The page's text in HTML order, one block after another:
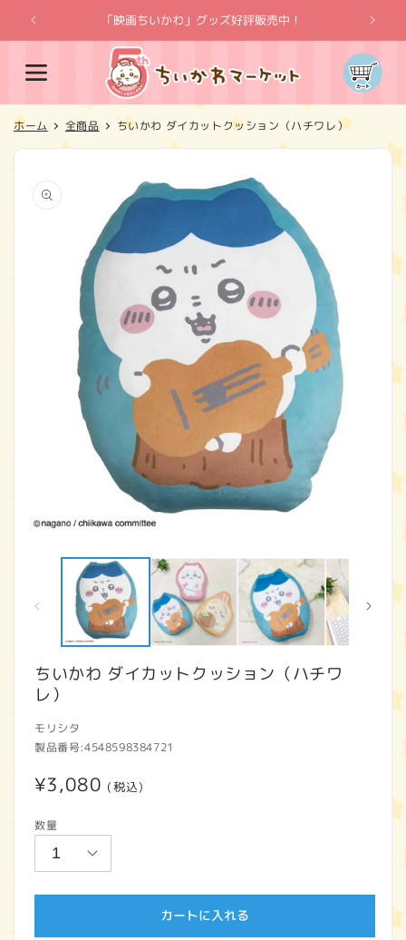
ンツに
進む
「映画ちいかわ」グッズ好評販売中！
カ
ー
ト
ホーム 全商品 ちいかわ ダイカットクッション（ハチワレ）
報にス
キップ
ちいかわ ダイカットクッション（ハチワ
レ）
モリシタ
製品番号:4548598384721
通
価
格
¥3,080 (税込)
数量
カートに入れる